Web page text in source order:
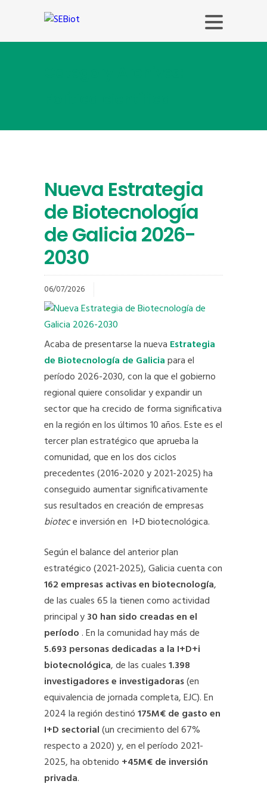
Nueva Estrategia
de Biotecnología
de Galicia 2026-
2030
06/07/2026
Acaba de presentarse la nueva Estrategia
de Biotecnología de Galiciapara el
período 2026-2030, con la que el gobierno
regional quiere consolidar y expandir un
sector que ha crecido de forma significativa
en la región en los últimos 10 años. Este es el
tercer plan estratégico que aprueba la
comunidad, que en los dos ciclos
precedentes (2016-2020 y 2021-2025) ha
conseguido aumentar significativamente
sus resultados en creación de empresas
biotece inversión en I+D biotecnológica.
Según el balance del anterior plan
estratégico (2021-2025), Galicia cuenta con
162 empresas activas en biotecnología,
de las cuales 65 la tienen como actividad
principal y30 han sido creadas en el
período . En la comunidad hay más de
5.693 personasdedicadas a la I+D+i
biotecnológica, de las cuales1.398
investigadores e investigadoras(en
equivalencia de jornada completa, EJC). En
2024 la región destinó175M€ de gasto en
I+D sectorial(un crecimiento del 67%
respecto a 2020) y, en el período 2021-
2025, ha obtenido +45M€ de inversión
privada.